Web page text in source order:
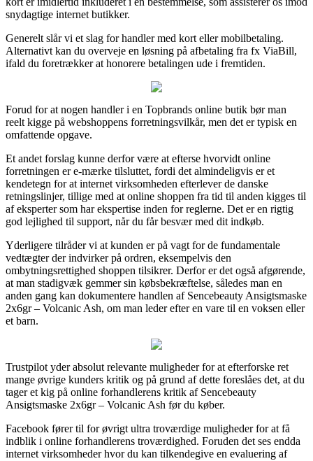
snydagtige internet butikker.
Generelt slår vi et slag for handler med kort eller mobilbetaling.
Alternativt kan du overveje en løsning på afbetaling fra fx ViaBill,
ifald du foretrækker at honorere betalingen ude i fremtiden.
Forud for at nogen handler i en Topbrands online butik bør man
reelt kigge på webshoppens forretningsvilkår, men det er typisk en
omfattende opgave.
Et andet forslag kunne derfor være at efterse hvorvidt online
forretningen er e-mærke tilsluttet, fordi det almindeligvis er et
kendetegn for at internet virksomheden efterlever de danske
retningslinjer, tillige med at online shoppen fra tid til anden kigges til
af eksperter som har ekspertise inden for reglerne. Det er en rigtig
god lejlighed til support, når du får besvær med dit indkøb.
Yderligere tilråder vi at kunden er på vagt for de fundamentale
vedtægter der indvirker på ordren, eksempelvis den
ombytningsrettighed shoppen tilsikrer. Derfor er det også afgørende,
at man stadigvæk gemmer sin købsbekræftelse, således man en
anden gang kan dokumentere handlen af Sencebeauty Ansigtsmaske
2x6gr – Volcanic Ash, om man leder efter en vare til en voksen eller
et barn.
Trustpilot yder absolut relevante muligheder for at efterforske ret
mange øvrige kunders kritik og på grund af dette foreslåes det, at du
tager et kig på online forhandlerens kritik af Sencebeauty
Ansigtsmaske 2x6gr – Volcanic Ash før du køber.
Facebook fører til for øvrigt ultra troværdige muligheder for at få
indblik i online forhandlerens troværdighed. Foruden det ses endda
internet virksomheder hvor du kan tilkendegive en evaluering af